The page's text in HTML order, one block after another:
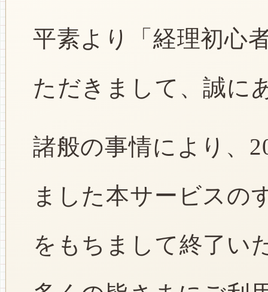
平素より「経理初心
ただきまして、誠に
諸般の事情により、
ました本サービスの
をもちまして終了い